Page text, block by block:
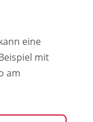
eine
mit
am